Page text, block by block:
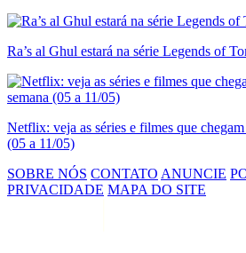
Ra’s al Ghul estará na série Legends of
Netflix: veja as séries e filmes que
(05 a 11/05)
SOBRE NÓS CONTATO ANUNCIE
PRIVACIDADE MAPA DO SITE